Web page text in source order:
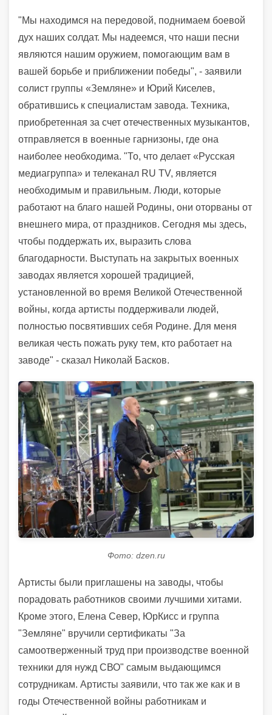
"Мы находимся на передовой, поднимаем боевой
дух наших солдат. Мы надеемся, что наши песни
являются нашим оружием, помогающим вам в
вашей борьбе и приближении победы", - заявили
солист группы «Земляне» и Юрий Киселев,
обратившись к специалистам завода. Техника,
приобретенная за счет отечественных музыкантов,
отправляется в военные гарнизоны, где она
наиболее необходима. "То, что делает «Русская
медиагруппа» и телеканал RU TV, является
необходимым и правильным. Люди, которые
работают на благо нашей Родины, они оторваны от
внешнего мира, от праздников. Сегодня мы здесь,
чтобы поддержать их, выразить слова
благодарности. Выступать на закрытых военных
заводах является хорошей традицией,
установленной во время Великой Отечественной
войны, когда артисты поддерживали людей,
полностью посвятивших себя Родине. Для меня
великая честь пожать руку тем, кто работает на
заводе" - сказал Николай Басков.
Фото: dzen.ru
Артисты были приглашены на заводы, чтобы
порадовать работников своими лучшими хитами.
Кроме этого, Елена Север, ЮрКисс и группа
"Земляне" вручили сертификаты "За
самоотверженный труд при производстве военной
техники для нужд СВО" самым выдающимся
сотрудникам. Артисты заявили, что так же как и в
годы Отечественной войны работникам и